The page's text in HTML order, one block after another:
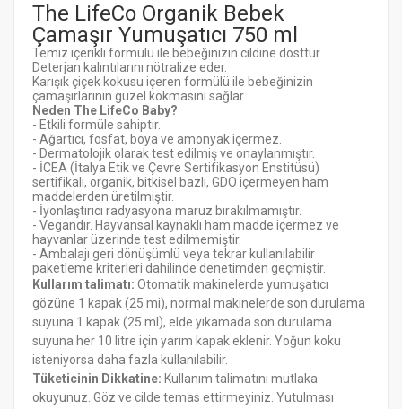
The LifeCo Organik Bebek
Çamaşır Yumuşatıcı 750 ml
Temiz içerikli formülü ile bebeğinizin cildine dosttur.
Deterjan kalıntılarını nötralize eder.
Karışık çiçek kokusu içeren formülü ile bebeğinizin
çamaşırlarının güzel kokmasını sağlar.
N eden The LifeCo Baby?
- Etkili formüle sahiptir.
- Ağartıcı, fosfat, boya ve amonyak içermez.
- Dermatolojik olarak test edilmiş ve onaylanmıştır.
- İCEA (İtalya Etik ve Çevre Sertifikasyon Enstitüsü)
sertifikalı, organik, bitkisel bazlı, GDO içermeyen ham
maddelerden üretilmiştir.
- İyonlaştırıcı radyasyona maruz bırakılmamıştır.
- Vegandır. Hayvansal kaynaklı ham madde içermez ve
hayvanlar üzerinde test edilmemiştir.
- Ambalajı geri dönüşümlü veya tekrar kullanılabilir
paketleme kriterleri dahilinde denetimden geçmiştir.
Kullarım talimatı: Otomatik makinelerde yumuşatıcı
gözüne 1 kapak (25 mi), normal makinelerde son durulama
suyuna 1 kapak (25 ml), elde yıkamada son durulama
suyuna her 10 litre için yarım kapak eklenir. Yoğun koku
isteniyorsa daha fazla kullanılabilir.
Tüketicinin Dikkatine: Kullanım talimatını mutlaka
okuyunuz. Göz ve cilde temas ettirmeyiniz. Yutulması